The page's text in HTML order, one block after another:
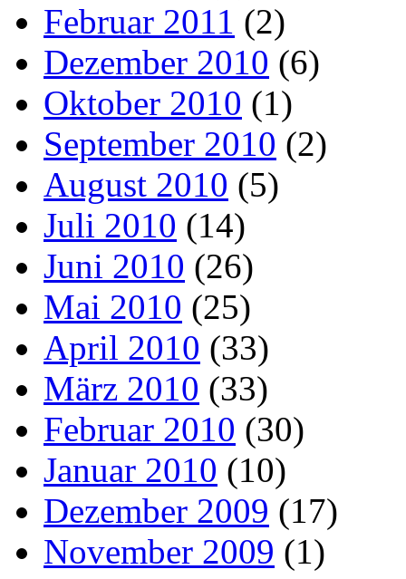
Februar 2011 (2)
Dezember 2010 (6)
Oktober 2010 (1)
September 2010 (2)
August 2010 (5)
Juli 2010 (14)
Juni 2010 (26)
Mai 2010 (25)
April 2010 (33)
März 2010 (33)
Februar 2010 (30)
Januar 2010 (10)
Dezember 2009 (17)
November 2009 (1)